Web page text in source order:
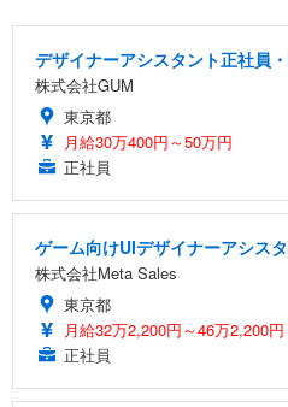
デザイナーアシスタント正社員
株式会社GUM
東京都
月給30万400円～50万円
正社員
ゲーム向けUIデザイナーアシス
株式会社Meta Sales
東京都
月給32万2,200円～46万2,200円
正社員